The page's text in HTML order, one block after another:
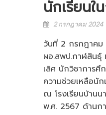
นักเรียนใ
Posted
2 กรกฎาคม 2024
วันที่ 2 กรกฎาคม
ผอ.สพป.กาฬสินธุ์
เลิศ นักวิชาการศึ
ความช่วยเหลือนั
ณ โรงเรียนบ้านน
พ.ศ. 2567 ด้านก